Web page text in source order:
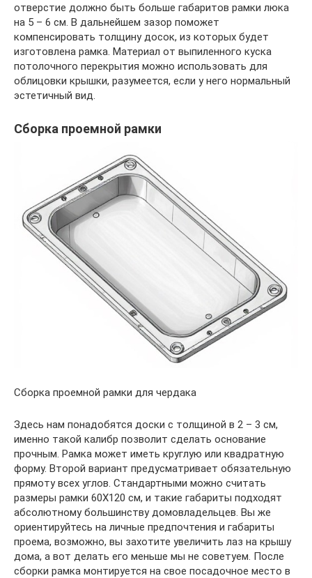
отверстие должно быть больше габаритов рамки люка
на 5 – 6 см. В дальнейшем зазор поможет
компенсировать толщину досок, из которых будет
изготовлена рамка. Материал от выпиленного куска
потолочного перекрытия можно использовать для
облицовки крышки, разумеется, если у него нормальный
эстетичный вид.
Сборка проемной рамки
Сборка проемной рамки для чердака
Здесь нам понадобятся доски с толщиной в 2 – 3 см,
именно такой калибр позволит сделать основание
прочным. Рамка может иметь круглую или квадратную
форму. Второй вариант предусматривает обязательную
прямоту всех углов. Стандартными можно считать
размеры рамки 60Х120 см, и такие габариты подходят
абсолютному большинству домовладельцев. Вы же
ориентируйтесь на личные предпочтения и габариты
проема, возможно, вы захотите увеличить лаз на крышу
дома, а вот делать его меньше мы не советуем. После
сборки рамка монтируется на свое посадочное место в